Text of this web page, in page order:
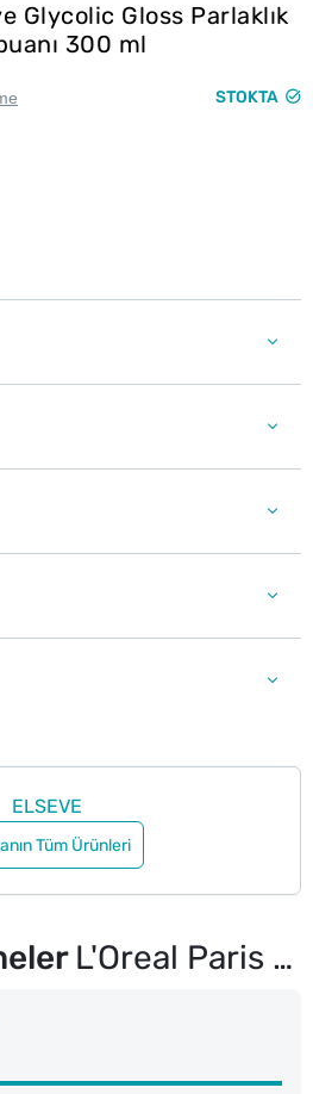
Glycolic Gloss Parlaklık
300 ml
STOKTA
ELSEVE
Tüm Ürünleri
L'Oreal Paris Elseve Glycolic Gloss Parlaklık Veren Bakım Şampuanı 300 ml